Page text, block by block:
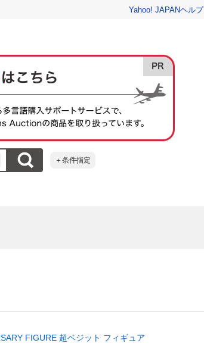
Yahoo! JAPANヘルプ
＋条件指定
FIGURE 超ベジット フィギュア